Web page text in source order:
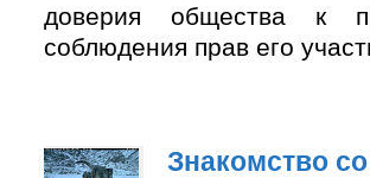
доверия общества к
соблюдения прав его
Знакомство